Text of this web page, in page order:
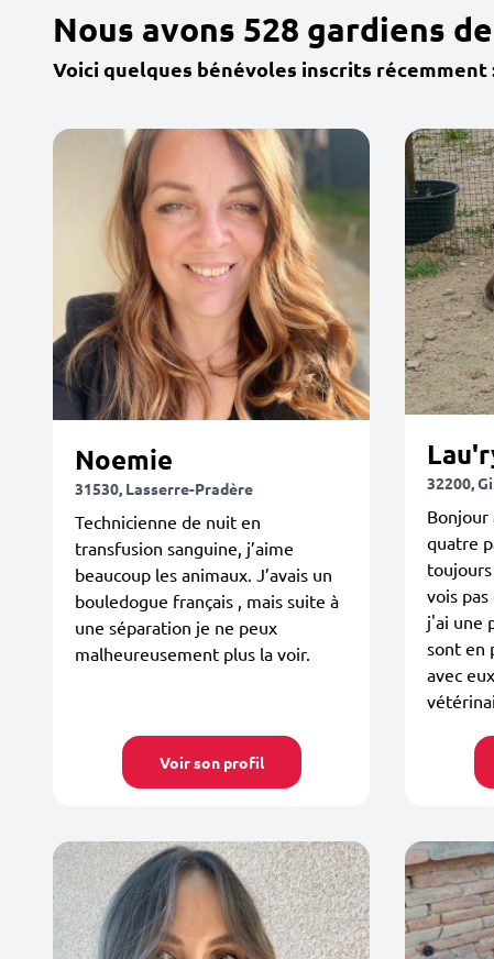
Nous avons 528 gardiens
Voici quelques bénévoles inscrits récemment
Noemie
31530, Lasserre-Pradère
Technicienne de nuit en
transfusion sanguine, j’aime
beaucoup les animaux. J’avais un
bouledogue français , mais suite à
une séparation je ne peux
malheureusement plus la voir.
Voir son profil
32200,
Bonjour
quatre
vois
j'ai une
sont en
avec